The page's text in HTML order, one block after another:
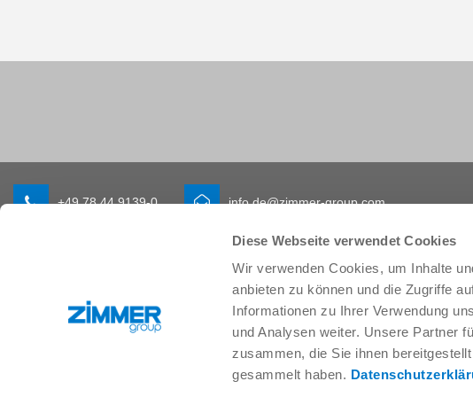
Diese Webseite verwendet Cookies
Wir verwenden Cookies, um Inhalte
anbieten zu können und die Zugriffe
Informationen zu Ihrer Verwendung
und Analysen weiter. Unsere Partner
zusammen, die Sie ihnen
gesammelt haben.
+49 78 44 9139-0 info.de@zimmer-group.com
Maschinen- und Anlagenbau
Produkte
Neuheiten
Komponenten
Systemlösungen
Verfahrenstechnik
SOFT CLOSE
Service &
Service-Kontakt
Kontaktformular
Pre-Sales
Service